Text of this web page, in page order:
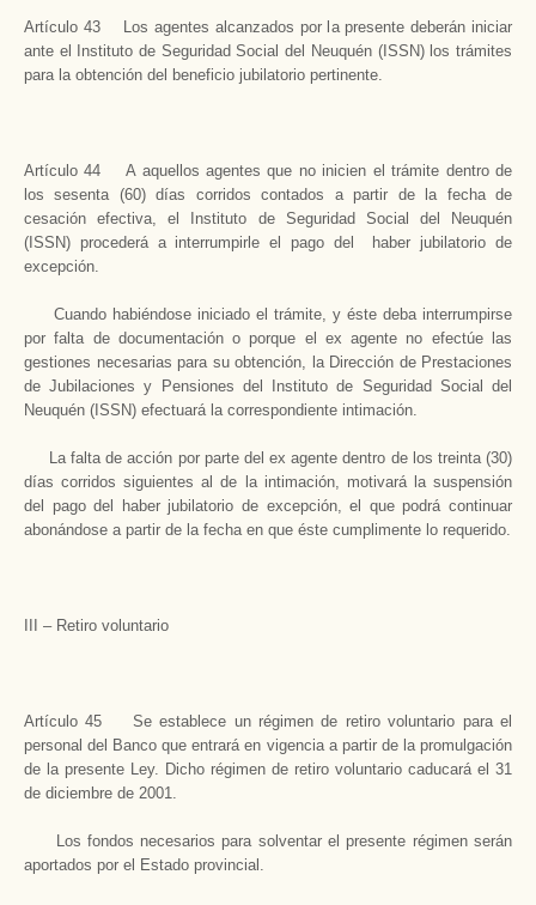
Artículo 43 Los agentes alcanzados por la presente deberán iniciar
ante el Instituto de Seguridad Social del Neuquén (ISSN) los trámites
para la obtención del beneficio jubilatorio pertinente.
Artículo 44 A aquellos agentes que no inicien el trámite dentro de
los sesenta (60) días corridos contados a partir de la fecha de
cesación efectiva, el Instituto de Seguridad Social del Neuquén
(ISSN) procederá a interrumpirle el pago del haber jubilatorio de
excepción.
Cuando habiéndose iniciado el trámite, y éste deba interrumpirse
por falta de documentación o porque el ex agente no efectúe las
gestiones necesarias para su obtención, la Dirección de Prestaciones
de Jubilaciones y Pensiones del Instituto de Seguridad Social del
Neuquén (ISSN) efectuará la correspondiente intimación.
La falta de acción por parte del ex agente dentro de los treinta (30)
días corridos siguientes al de la intimación, motivará la suspensión
del pago del haber jubilatorio de excepción, el que podrá continuar
abonándose a partir de la fecha en que éste cumplimente lo requerido.
III – Retiro voluntario
Artículo 45 Se establece un régimen de retiro voluntario para el
personal del Banco que entrará en vigencia a partir de la promulgación
de la presente Ley. Dicho régimen de retiro voluntario caducará el 31
de diciembre de 2001.
Los fondos necesarios para solventar el presente régimen serán
aportados por el Estado provincial.